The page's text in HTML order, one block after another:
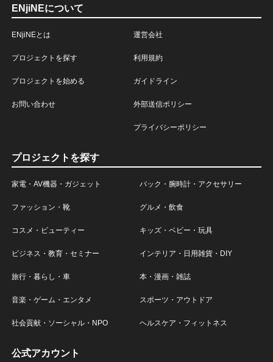
ENjiNEについて
ENjiNEとは
プロジェクトを探す
プロジェクトを始める
お問い合わせ
運営会社
利用規約
ガイドライン
外部送信ポリシー
プライバシーポリシー
プロジェクトを探す
家電・AV機器・ガジェット バック・腕時計・アクセサリー
ファッション・靴 グルメ・飲食
コスメ・ビューティー キッズ・ベビー・玩具
ビジネス・教育・セミナー インテリア・日用雑貨・DIY
旅行・暮らし・車 本・漫画・雑誌
音楽・ゲーム・エンタメ スポーツ・アウトドア
社会貢献・ソーシャル・NPO ヘルスケア・フィットネス
公式アカウント